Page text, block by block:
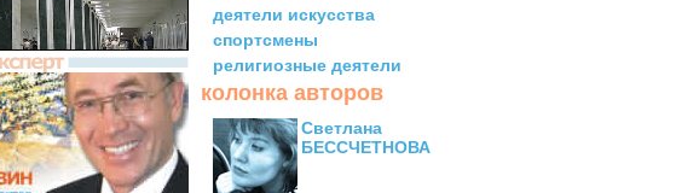
деятели искусства
спортсмены
религиозные деятели
колонка авторов
Светлана
БЕССЧЕТНОВА